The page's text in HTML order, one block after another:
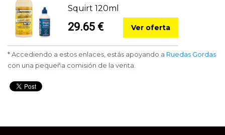
Squirt 120ml
29.65 € Ver oferta
* Accediendo a estos enlaces, estás apoyando a Ruedas Gordas
con una pequeña comisión de la venta.